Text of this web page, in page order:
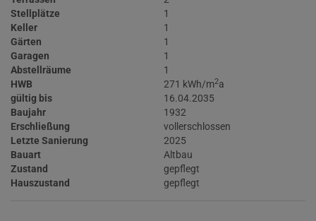
Stellplätze
1
Keller
1
Gärten
1
Garagen
1
Abstellräume
1
HWB
271 kWh/m2a
gültig bis
16.04.2035
Baujahr
1932
Erschließung
vollerschlossen
Letzte Sanierung
2025
Bauart
Altbau
Zustand
gepflegt
Hauszustand
gepflegt